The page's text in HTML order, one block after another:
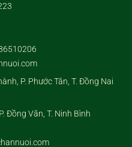
P. Phước Tân, T. Đồng Nai
Đồng Văn, T. Ninh Bình